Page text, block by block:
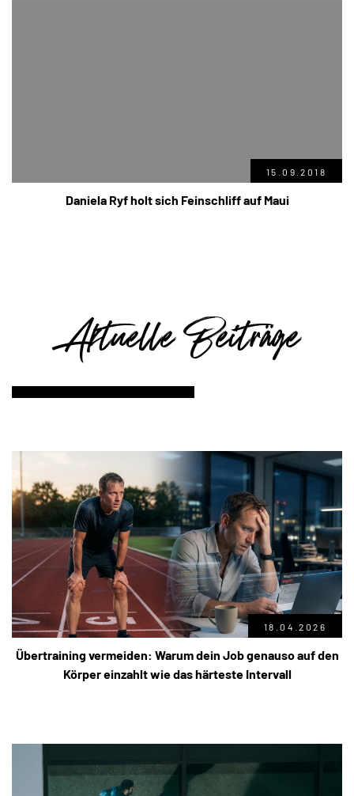
15.09.2018
Daniela Ryf holt sich Feinschliff auf Maui
Aktuelle Beiträge
18.04.2026
Übertraining vermeiden: Warum dein Job genauso auf den
Körper einzahlt wie das härteste Intervall